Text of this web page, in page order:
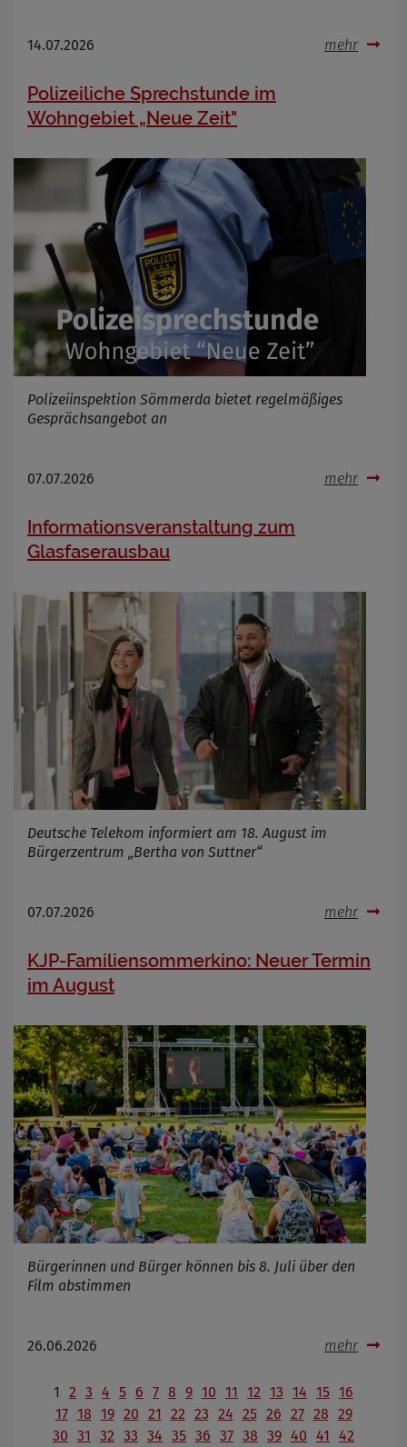
14.07.2026 mehr
Polizeiliche Sprechstunde im
Wohngebiet „Neue Zeit"
Polizeiinspektion Sömmerda bietet regelmäßiges
Gesprächsangebot an
07.07.2026 mehr
Informationsveranstaltung zum
Glasfaserausbau
Deutsche Telekom informiert am 18. August im
Bürgerzentrum „Bertha von Suttner“
07.07.2026 mehr
KJP-Familiensommerkino: Neuer Termin
im August
Bürgerinnen und Bürger können bis 8. Juli über den
Film abstimmen
26.06.2026 mehr
1 2 3 4 5 6 7 8 9 10 11 12 13 14 15 16
17 18 19 20 21 22 23 24 25 26 27 28 29
30 31 32 33 34 35 36 37 38 39 40 41
42